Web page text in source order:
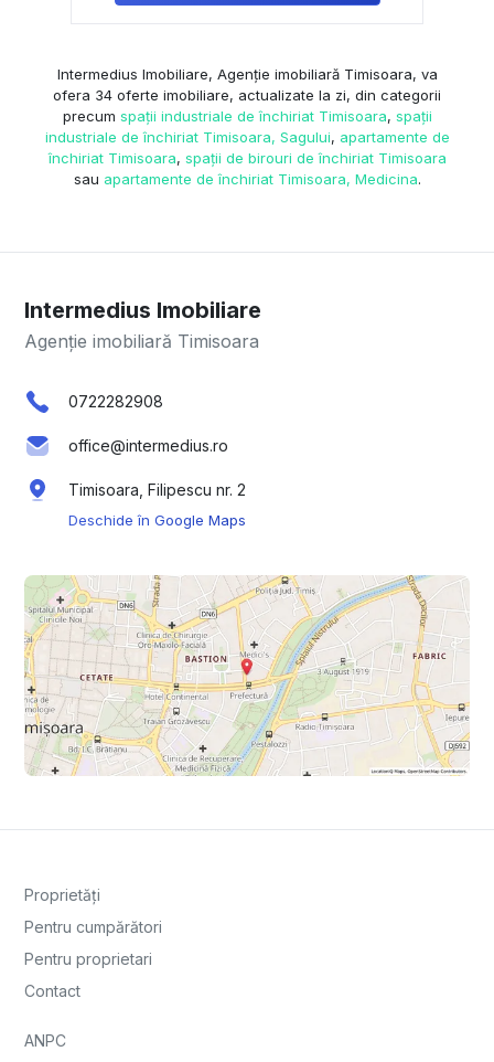
Intermedius Imobiliare, Agenție imobiliară Timisoara, va
ofera 34 oferte imobiliare, actualizate la zi, din categorii
precum spații industriale de închiriat Timisoara, spații
industriale de închiriat Timisoara, Sagului, apartamente de
închiriat Timisoara, spații de birouri de închiriat Timisoara
sau apartamente de închiriat Timisoara, Medicina.
Intermedius Imobiliare
Agenție imobiliară Timisoara
0722282908
office@intermedius.ro
Timisoara, Filipescu nr. 2
Deschide în Google Maps
Proprietăți
Pentru cumpărători
Pentru proprietari
Contact
ANPC